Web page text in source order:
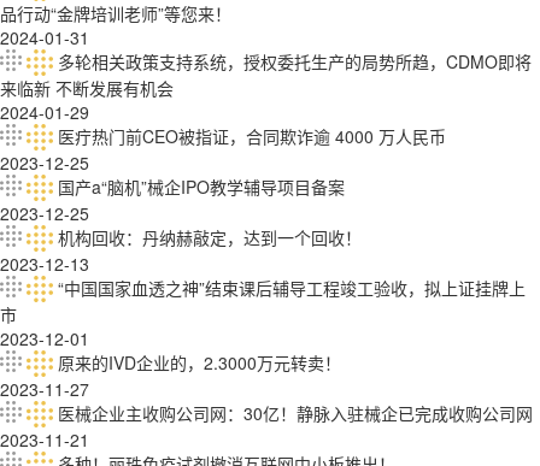
品行动“金牌培训老师”等您来！
2024-01-31
多轮相关政策支持系统，授权委托生产的局势所趋，CDMO即将
来临新 不断发展有机会
2024-01-29
医疔热门前CEO被指证，合同欺诈逾 4000 万人民币
2023-12-25
国产a“脑机”械企IPO教学辅导项目备案
2023-12-25
机构回收：丹纳赫敲定，达到一个回收！
2023-12-13
“中国国家血透之神”结束课后辅导工程竣工验收，拟上证挂牌上
市
2023-12-01
原来的IVD企业的，2.3000万元转卖！
2023-11-27
医械企业主收购公司网：30亿！静脉入驻械企已完成收购公司网
2023-11-21